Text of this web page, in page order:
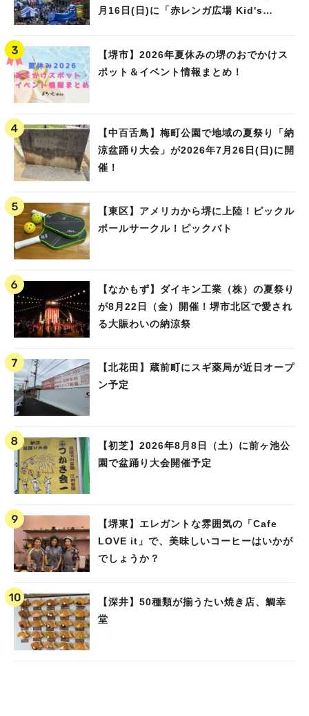
月16日(日)に「赤レンガ広場 Kid's
【堺市】2026年夏休みの堺のおでかけス
ポット＆イベント情報まとめ！
【中百舌鳥】梅町公園で地域の夏祭り「納
涼盆踊り大会」が2026年7月26日(日)に開
催！
【東区】アメリカから堺に上陸！ピックル
ボールサークル！ピックバト
【なかもず】ダイキン工業（株）の夏祭り
が8月22日（金）開催！堺市北区で愛され
る大賑わいの納涼祭
【北花田】蔵前町にスギ薬局が近日オープ
ン予定
【初芝】2026年8月8日（土）に前ヶ池公
園で盆踊り大会開催予定
【堺東】エレガントな雰囲気の「Cafe
LOVE it」で、美味しいコーヒーはいかが
でしょうか？
【深井】50種類が揃うたい焼き店、鯛幸
堂
人気のキーワード
#泉ヶ丘駅#栂・美木多駅 #光明池駅#なかもず駅#深井駅
#あなたはどっち？